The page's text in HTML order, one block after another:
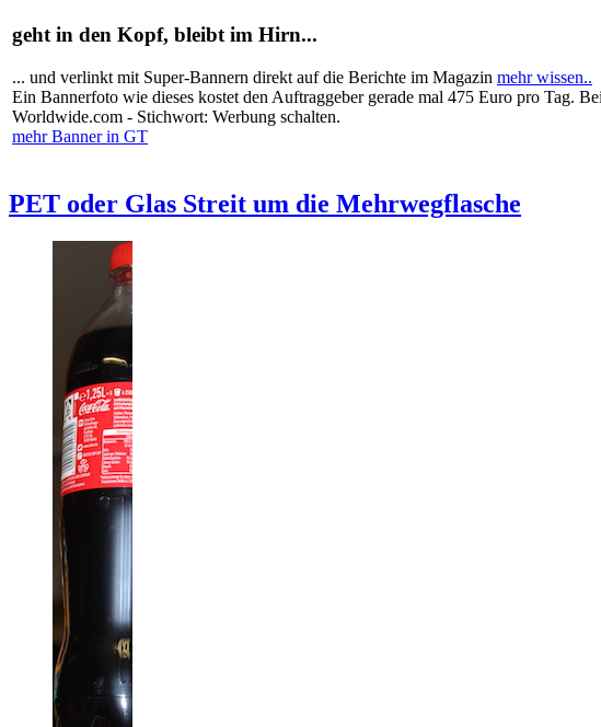
geht in den Kopf, bleibt im Hirn...
... und verlinkt mit Super-Bannern direkt auf die Berichte im Magazin mehr wissen..
Ein Bannerfoto wie dieses kostet den Auftraggeber gerade mal 475 Euro pro Tag.
Worldwide.com - Stichwort: Werbung schalten.
mehr Banner in GT
PET oder Glas Streit um die Mehrwegflasche